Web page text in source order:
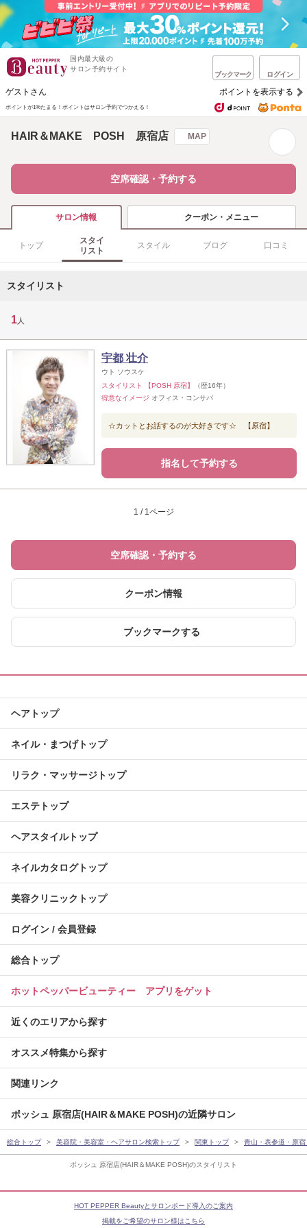
国内最大級の
サロン予約サイト
ブックマーク ログイン
ゲストさん ポイントを表示する
ポイントが1%たまる！ ポイントはサロン予約でつかえる！
ポッシュ 原宿店(HAIR＆MAKE POSH)のスタイリスト
HAIR＆MAKE POSH 原宿店 MAP
空席確認・予約する
サロン情報 クーポン・メニュー
トップ
スタイ
リスト
スタイル ブログ 口コミ
スタイリスト
1 人
宇都 壮介
ウト ソウスケ
スタイリスト 【POSH 原宿】
（歴16年）
得意なイメージ オフィス・コンサバ
☆カットとお話するのが大好きです☆ 【原宿】
指名して予約する
1 / 1ページ
空席確認・予約する
クーポン情報
ブックマークする
ヘアトップ
ネイル・まつげトップ
リラク・マッサージトップ
エステトップ
ヘアスタイルトップ
ネイルカタログトップ
美容クリニックトップ
ログイン / 会員登録
総合トップ
ホットペッパービューティー アプリをゲット
近くのエリアから探す
オススメ特集から探す
関連リンク
ポッシュ 原宿店(HAIR＆MAKE POSH)の近隣サロン
総合トップ 美容院・美容室・ヘアサロン検索トップ 関東トップ 青山・表参道・原宿
HOT PEPPER Beautyとサロンボード導入のご案内
掲載をご希望のサロン様はこちら